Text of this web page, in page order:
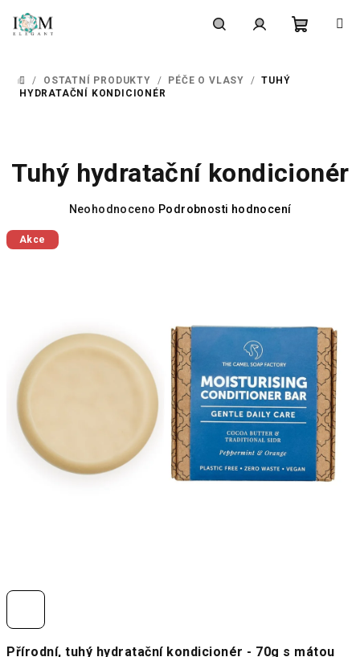
obsah
DOMŮ
/ OSTATNÍ PRODUKTY / PÉČE O VLASY / TUHÝ
HYDRATAČNÍ KONDICIONÉR
Přírodní, tuhý hydratační kondicionér - 70g s mátou
Tuhý hydratační kondicionér
Průměrné
Neohodnoceno Podrobnosti hodnocení
Akce